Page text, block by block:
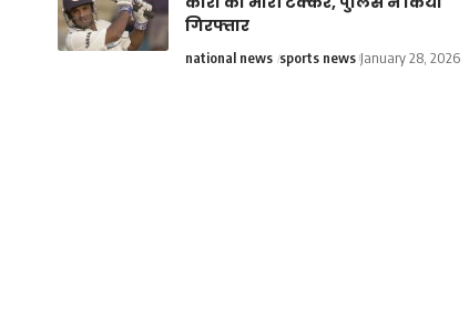
गिरफ्तार
national news sports news January 28, 2026